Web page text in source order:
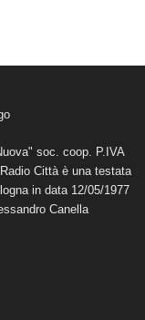
soc. coop. P.IVA
Città è una testata
in data 12/05/1977
Canella